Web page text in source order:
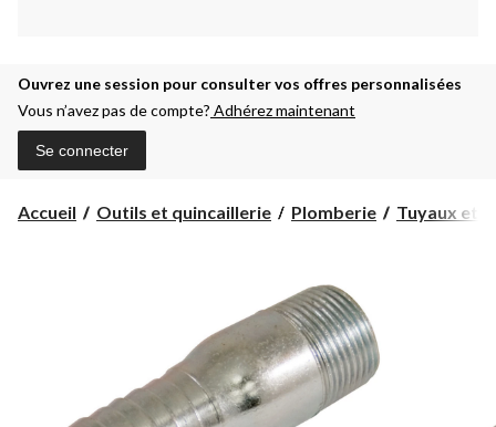
Ouvrez une session pour consulter vos offres personnalisées
Vous n’avez pas de compte? Adhérez maintenant
Se connecter
Accueil Outils et quincaillerie Plomberie Tuyaux et